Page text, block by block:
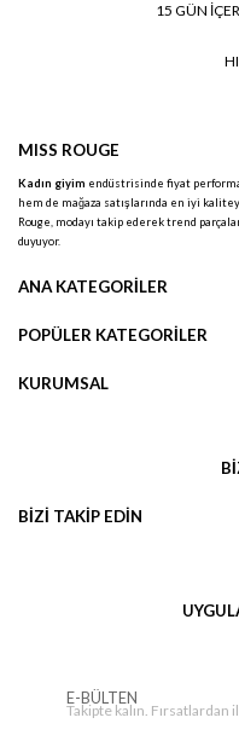
15 GÜN
MISS ROUGE
Kadın giyim endüstrisinde fiyat
hem de mağaza satışlarında en iyi
Rouge, modayı takip ederek trend
duyuyor.
ANA KATEGORİLER
POPÜLER KATEGORİLER
KURUMSAL
BİZİ TAKİP EDİN
E-BÜLTEN
Takipte kalın. Fırsatlardan